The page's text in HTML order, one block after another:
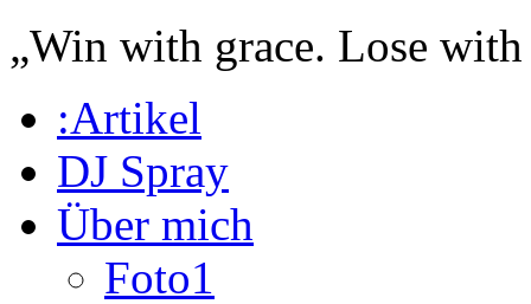
„Win with grace. Lose
:Artikel
DJ Spray
Über mich
Foto1